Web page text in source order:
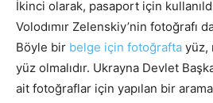
İkinci olarak, pasaport için
Volodımır Zelenskiy’nin fotoğrafı
Böyle bir belge için fotoğrafta yüz,
yüz olmalıdır. Ukrayna Devlet
ait fotoğraflar için yapılan bir